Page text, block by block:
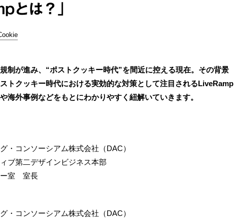
とは？」
制が進み、“ポストクッキー時代”を間近に控える現在。その背景
トクッキー時代における実効的な対策として注目されるLiveRamp
海外事例などをもとにわかりやすく紐解いていきます。
・コンソーシアム株式会社（DAC）
ブ第二デザインビジネス本部
ー室 室長
・コンソーシアム株式会社（DAC）